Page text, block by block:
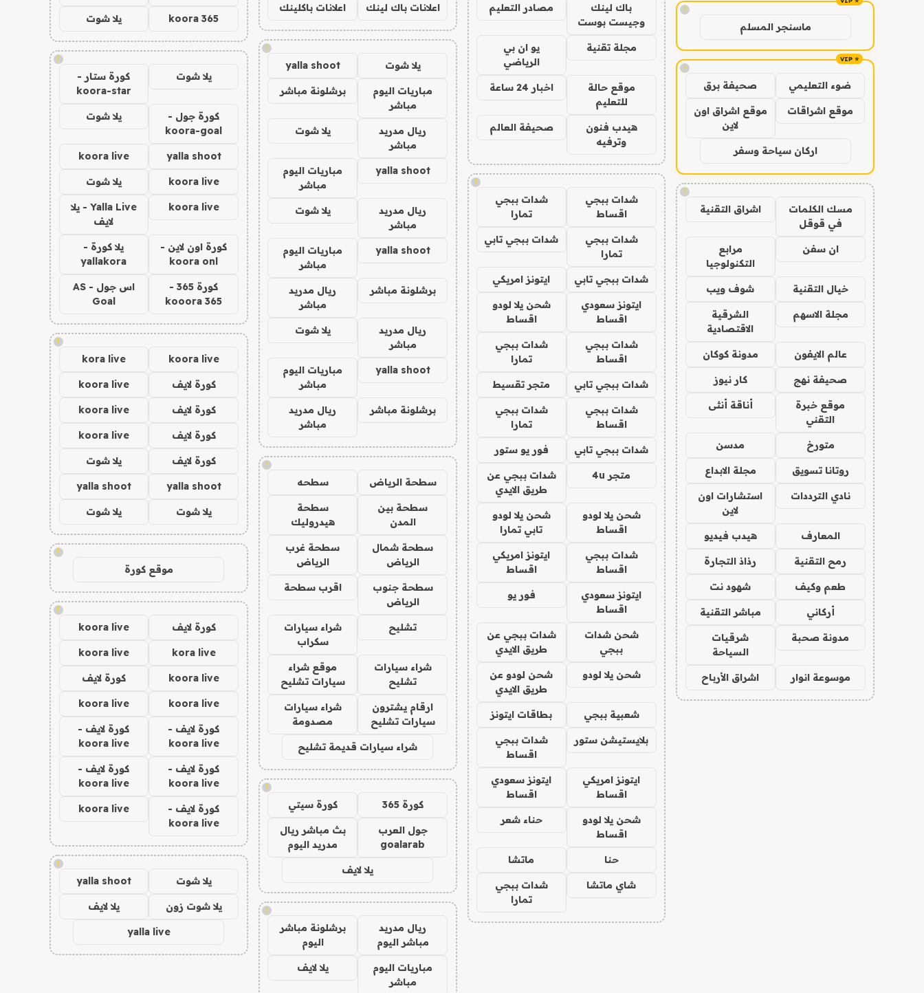
!
ماسنجر المسلم
!
ضوء التعليمي صحيفة برق
موقع اشراقات
موقع اشراق اون
لاين
اركان سياحة وسفر
!
مسك الكلمات
في قوقل
اشراق التقنية
ان سفن
مرابع
التكنولوجيا
خيال التقنية شوف ويب
مجلة الاسهم
الشرقية
الاقتصادية
عالم الايفون مدونة كوكان
صحيفة نهج كار نيوز
موقع خبرة
التقني
أناقة أنثى
متورخ مدسن
روتانا تسويق مجلة الابداع
نادي الترددات
استشارات اون
لاين
المعارف هيدب فيديو
رمح التقنية رذاذ التجارة
طعم وكيف شهود نت
أركاني مباشر التقنية
مدونة صحبة
شرقيات
السياحة
موسوعة انوار اشراق الأرباح
باك لينك
وجيست بوست
مصادر التعليم
مجلة تقنية
يو ان بي
الرياضي
موقع حالة
للتعليم
اخبار 24 ساعة
هيدب فنون
وترفيه
صحيفة العالم
!
شدات ببجي
اقساط
شدات ببجي
تمارا
شدات ببجي
تمارا
شدات ببجي تابي
شدات ببجي تابي ايتونز امريكي
ايتونز سعودي
اقساط
شحن يلا لودو
اقساط
شدات ببجي
اقساط
شدات ببجي
تمارا
شدات ببجي تابي متجر تقسيط
شدات ببجي
اقساط
شدات ببجي
تمارا
شدات ببجي تابي فور يو ستور
متجر 4u
شدات ببجي عن
طريق الايدي
شحن يلا لودو
اقساط
شحن يلا لودو
تابي تمارا
شدات ببجي
اقساط
ايتونز امريكي
اقساط
ايتونز سعودي
اقساط
فور يو
شحن شدات
ببجي
شدات ببجي عن
طريق الايدي
شحن يلا لودو
شحن لودو عن
طريق الايدي
شعبية ببجي بطاقات ايتونز
بلايستيشن ستور
شدات ببجي
اقساط
ايتونز امريكي
اقساط
ايتونز سعودي
اقساط
شحن يلا لودو
اقساط
حناء شعر
حنا ماتشا
شاي ماتشا
شدات ببجي
تمارا
اعلانات باك لينك اعلانات باكلينك
!
يلا شوت yalla shoot
مباريات اليوم
مباشر
برشلونة مباشر
ريال مدريد
مباشر
يلا شوت
yalla shoot
مباريات اليوم
مباشر
ريال مدريد
مباشر
يلا شوت
yalla shoot
مباريات اليوم
مباشر
برشلونة مباشر
ريال مدريد
مباشر
ريال مدريد
مباشر
يلا شوت
yalla shoot
مباريات اليوم
مباشر
برشلونة مباشر
ريال مدريد
مباشر
!
سطحة الرياض سطحه
سطحة بين
المدن
سطحة
هيدروليك
سطحة شمال
الرياض
سطحة غرب
الرياض
سطحة جنوب
الرياض
اقرب سطحة
تشليح
شراء سيارات
سكراب
شراء سيارات
تشليح
موقع شراء
سيارات تشليح
ارقام يشترون
سيارات تشليح
شراء سيارات
مصدومة
شراء سيارات قديمة تشليح
!
كورة 365 كورة سيتي
جول العرب
goalarab
بث مباشر ريال
مدريد اليوم
يلا لايف
!
ريال مدريد
مباشر اليوم
برشلونة مباشر
اليوم
مباريات اليوم
مباشر
يلا لايف
koora 365 يلا شوت
!
يلا شوت
كورة ستار -
koora-star
كورة جول -
koora-goal
يلا شوت
yalla shoot
koora live
koora live يلا شوت
koora live
Yalla Live - يلا
لايف
كورة اون لاين -
koora onl
يلا كورة -
yallakora
كورة 365 -
kooora 365
اس جول - AS
Goal
!
koora live
kora live
كورة لايف koora live
كورة لايف koora live
كورة لايف koora live
كورة لايف يلا شوت
yalla shoot
yalla shoot
يلا شوت يلا شوت
!
موقع كورة
!
كورة لايف koora live
kora live
koora live
koora live كورة لايف
koora live
koora live
كورة لايف -
koora live
كورة لايف -
koora live
كورة لايف -
koora live
كورة لايف -
koora live
كورة لايف -
koora live
koora live
!
يلا شوت yalla shoot
يلا شوت زون يلا لايف
yalla live